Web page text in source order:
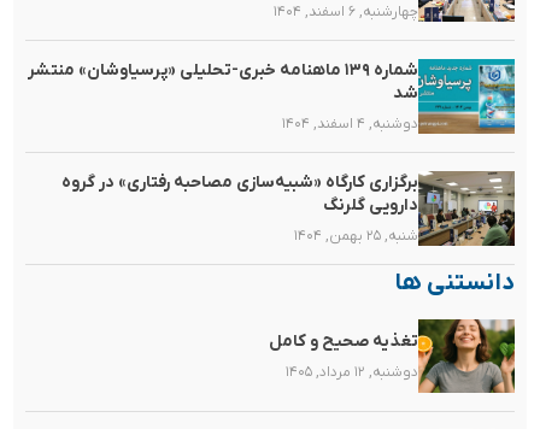
چهارشنبه, ۶ اسفند, ۱۴۰۴
شماره ۱۳۹ ماهنامه خبری-تحلیلی «پرسیاوشان» منتشر
شد
دوشنبه, ۴ اسفند, ۱۴۰۴
برگزاری کارگاه «شبیه‌سازی مصاحبه رفتاری» در گروه
دارویی گلرنگ
شنبه, ۲۵ بهمن, ۱۴۰۴
دانستنی ها
تغذیه صحیح و کامل
دوشنبه, ۱۲ مرداد, ۱۴۰۵